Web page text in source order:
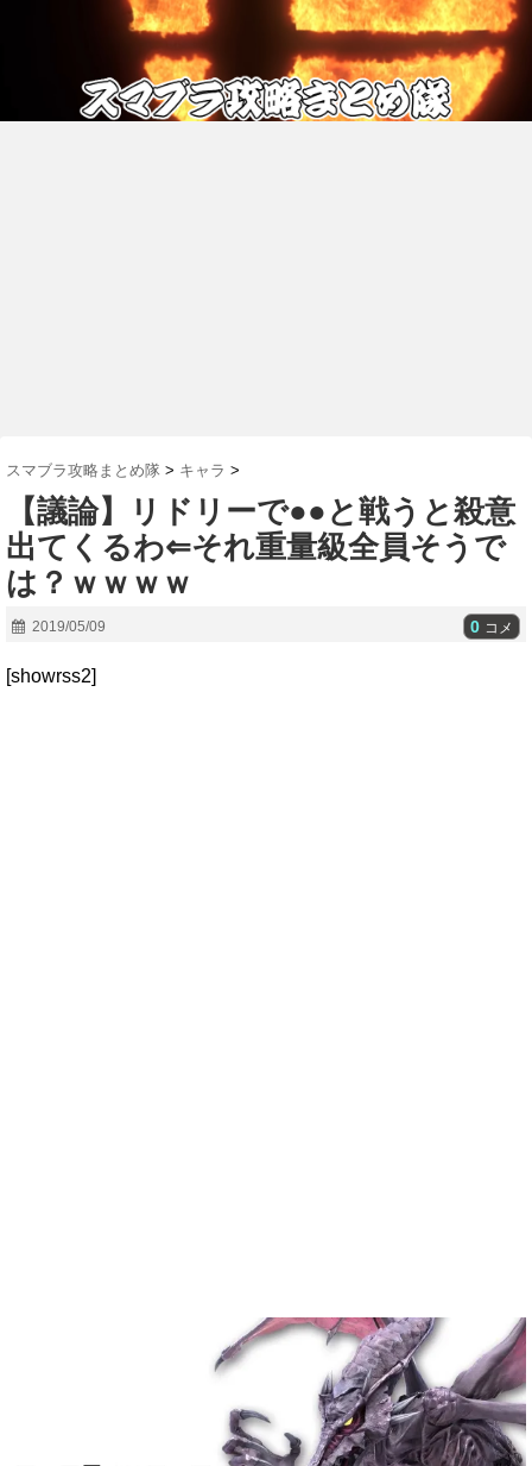
スマブラ攻略まとめ隊 > キャラ >
【議論】リドリーで●●と戦うと殺意
出てくるわ⇐それ重量級全員そうで
は？ｗｗｗｗ
2019/05/09 0 コメ
[showrss2]